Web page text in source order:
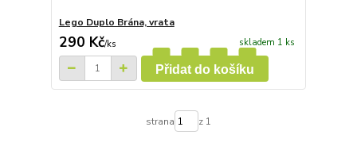
Lego Duplo Brána, vrata
290 Kč/ks skladem 1 ks
Přidat do košíku
strana z 1